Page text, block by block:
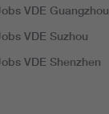
VDE Guangzhou
VDE Suzhou
VDE Shenzhen